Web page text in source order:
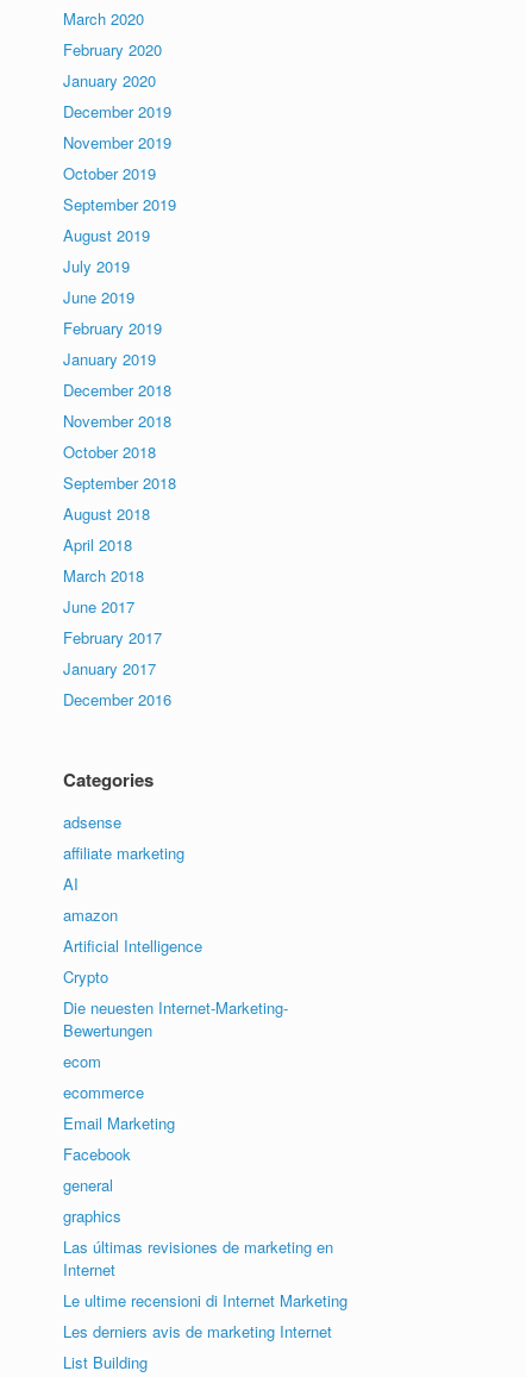
March 2020
February 2020
January 2020
December 2019
November 2019
October 2019
September 2019
August 2019
July 2019
June 2019
February 2019
January 2019
December 2018
November 2018
October 2018
September 2018
August 2018
April 2018
March 2018
June 2017
February 2017
January 2017
December 2016
Categories
adsense
affiliate marketing
AI
amazon
Artificial Intelligence
Crypto
Die neuesten Internet-Marketing-
Bewertungen
ecom
ecommerce
Email Marketing
Facebook
general
graphics
Las últimas revisiones de marketing en
Internet
Le ultime recensioni di Internet Marketing
Les derniers avis de marketing Internet
List Building